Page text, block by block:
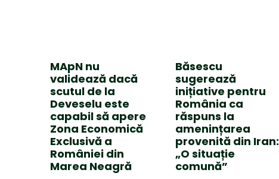
MApN nu
validează dacă
scutul de la
Deveselu este
capabil să apere
Zona Economică
Exclusivă a
României din
Marea Neagră
Băsescu
sugerează
inițiative pentru
România ca
răspuns la
amenințarea
provenită din Iran:
„O situație
comună”